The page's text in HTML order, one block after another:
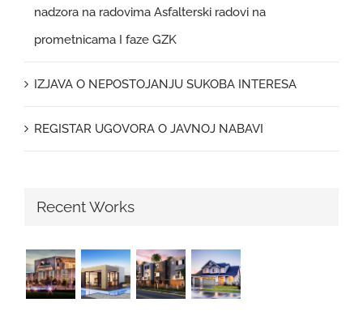
nadzora na radovima Asfalterski radovi na
prometnicama I faze GZK
IZJAVA O NEPOSTOJANJU SUKOBA INTERESA
REGISTAR UGOVORA O JAVNOJ NABAVI
Recent Works